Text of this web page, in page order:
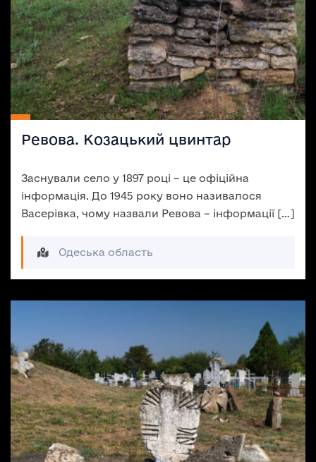
Ревова. Козацький цвинтар
Заснували село у 1897 році – це офіційна
інформація. До 1945 року воно називалося
Васерівка, чому назвали Ревова – інформації […]
Одеська область